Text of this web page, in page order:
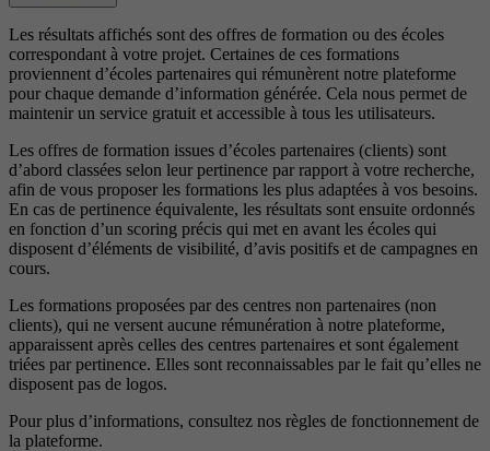
Les résultats affichés sont des offres de formation ou des écoles
correspondant à votre projet. Certaines de ces formations
proviennent d’écoles partenaires qui rémunèrent notre plateforme
pour chaque demande d’information générée. Cela nous permet de
maintenir un service gratuit et accessible à tous les utilisateurs.
Les offres de formation issues d’écoles partenaires (clients) sont
d’abord classées selon leur pertinence par rapport à votre recherche,
afin de vous proposer les formations les plus adaptées à vos besoins.
En cas de pertinence équivalente, les résultats sont ensuite ordonnés
en fonction d’un scoring précis qui met en avant les écoles qui
disposent d’éléments de visibilité, d’avis positifs et de campagnes en
cours.
Les formations proposées par des centres non partenaires (non
clients), qui ne versent aucune rémunération à notre plateforme,
apparaissent après celles des centres partenaires et sont également
triées par pertinence. Elles sont reconnaissables par le fait qu’elles ne
disposent pas de logos.
Pour plus d’informations, consultez nos règles de fonctionnement de
la plateforme.